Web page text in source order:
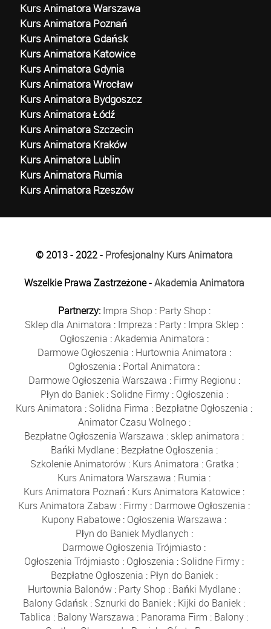
Kurs Animatora Warszawa
Kurs Animatora Poznań
Kurs Animatora Gdańsk
Kurs Animatora Katowice
Kurs Animatora Gdynia
Kurs Animatora Wrocław
Kurs Animatora Bydgoszcz
Kurs Animatora Łódź
Kurs Animatora Szczecin
Kurs Animatora Kraków
Kurs Animatora Lublin
Kurs Animatora Rumia
Kurs Animatora Rzeszów
© 2013 - 2022 - Profesjonalny Kurs Animatora
Wszelkie Prawa Zastrzeżone -Akademia Animatora
Partnerzy: Impra Shop : Party Shop :
Sklep dla Animatora : Impreza : Party : Impra Sklep :
Ogłoszenia :Akademia Animatora :
Darmowe Ogłoszenia : Hurtownia Animatora :
Ogłoszenia : Portal Animatora :
Darmowe Ogłoszenia Warszawa : Firmy Regionu :
Płyn do Baniek: Solidne Firmy: Ogłoszenia :
Kurs Animatora : Solidna Firma : Bezpłatne Ogłoszenia :
Animator Czasu Wolnego:
Bezpłatne Ogłoszenia Warszawa : sklep animatora :
Bańki Mydlane: Bezpłatne Ogłoszenia :
Szkolenie Animatorów: Kurs Animatora : Gratka :
Kurs Animatora Warszawa : Rumia :
Kurs Animatora Poznań : Kurs Animatora Katowice :
Kurs Animatora Zabaw : Firmy : Darmowe Ogłoszenia :
Kupony Rabatowe : Ogłoszenia Warszawa :
Płyn do Baniek Mydlanych :
Darmowe Ogłoszenia Trójmiasto :
Ogłoszenia Trójmiasto : Ogłoszenia : Solidne Firmy :
Bezpłatne Ogłoszenia : Płyn do Baniek:
Hurtownia Balonów : Party Shop : Bańki Mydlane :
Balony Gdańsk : Sznurki do Baniek : Kijki do Baniek :
Tablica : Balony Warszawa : Panorama Firm : Balony :